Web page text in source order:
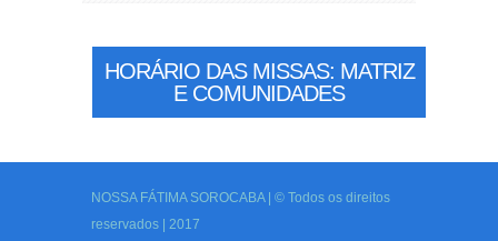
HORÁRIO DAS MISSAS: MATRIZ
E COMUNIDADES
NOSSA FÁTIMA SOROCABA | © Todos os direitos
reservados | 2017